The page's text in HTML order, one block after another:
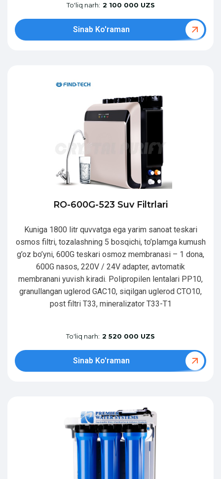
To'liq narh: 2 100 000 UZS
Sinab Ko'raman
RO-600G-523 Suv Filtrlari
Kuniga 1800 litr quvvatga ega yarim sanoat teskari
osmos filtri, tozalashning 5 bosqichi, to’plamga kumush
g’oz bo’yni, 600G teskari osmoz membranasi – 1 dona,
600G nasos, 220V / 24V adapter, avtomatik
membranani yuvish kiradi. Polipropilen lentalari PP10,
granullangan uglerod GAC10, siqilgan uglerod CTO10,
post filtri T33, mineralizator T33-T1
To'liq narh: 2 520 000 UZS
Sinab Ko'raman